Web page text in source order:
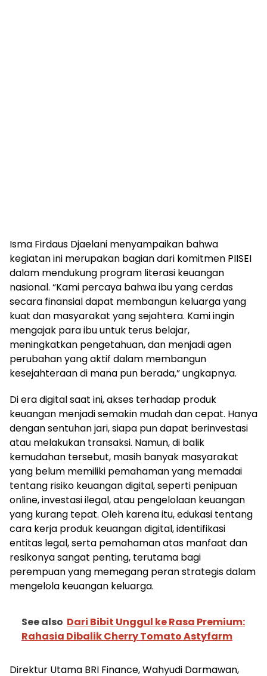
Isma Firdaus Djaelani menyampaikan bahwa
kegiatan ini merupakan bagian dari komitmen PIISEI
dalam mendukung program literasi keuangan
nasional. “Kami percaya bahwa ibu yang cerdas
secara finansial dapat membangun keluarga yang
kuat dan masyarakat yang sejahtera. Kami ingin
mengajak para ibu untuk terus belajar,
meningkatkan pengetahuan, dan menjadi agen
perubahan yang aktif dalam membangun
kesejahteraan di mana pun berada,” ungkapnya.
Di era digital saat ini, akses terhadap produk
keuangan menjadi semakin mudah dan cepat. Hanya
dengan sentuhan jari, siapa pun dapat berinvestasi
atau melakukan transaksi. Namun, di balik
kemudahan tersebut, masih banyak masyarakat
yang belum memiliki pemahaman yang memadai
tentang risiko keuangan digital, seperti penipuan
online, investasi ilegal, atau pengelolaan keuangan
yang kurang tepat. Oleh karena itu, edukasi tentang
cara kerja produk keuangan digital, identifikasi
entitas legal, serta pemahaman atas manfaat dan
resikonya sangat penting, terutama bagi
perempuan yang memegang peran strategis dalam
mengelola keuangan keluarga.
See also Dari Bibit Unggul ke Rasa Premium:
Rahasia Dibalik Cherry Tomato Astyfarm
Direktur Utama BRI Finance, Wahyudi Darmawan,